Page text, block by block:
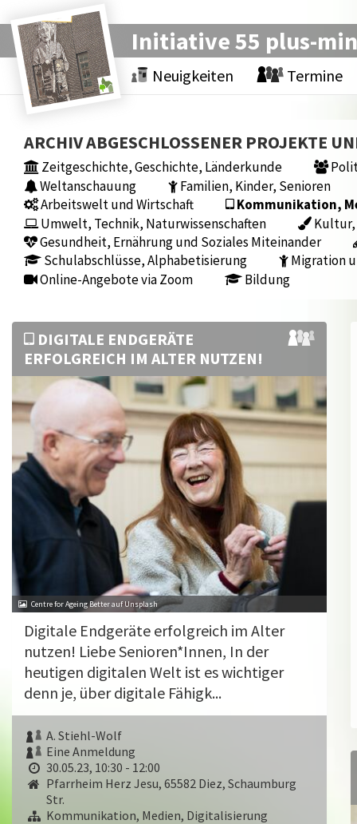
Initiative 55 plus-
Neuigkeiten Termine
ARCHIV ABGESCHLOSSENER PROJEKTE
Zeitgeschichte, Geschichte, Länderkunde
Weltanschauung
Familien, Kinder, Senioren
Arbeitswelt und Wirtschaft
Kommunikation,
Umwelt, Technik, Naturwissenschaften
Kultur,
Gesundheit, Ernährung und Soziales Miteinander
Schulabschlüsse, Alphabetisierung
Migration
Online-Angebote via Zoom
Bildung
DIGITALE ENDGERÄTE
ERFOLGREICH IM ALTER NUTZEN!
Centre for Ageing Better auf Unsplash
Digitale Endgeräte erfolgreich im Alter
nutzen! Liebe Senioren*Innen, In der
heutigen digitalen Welt ist es wichtiger
denn je, über digitale Fähigk...
A. Stiehl-Wolf
Eine Anmeldung
30.05.23, 10:30 - 12:00
Pfarrheim Herz Jesu, 65582 Diez, Schaumburg
Str.
Kommunikation, Medien, Digitalisierung